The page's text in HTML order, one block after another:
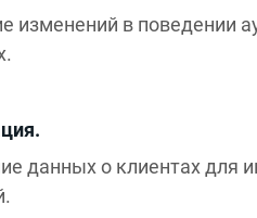
изменений в поведении
данных о клиентах для